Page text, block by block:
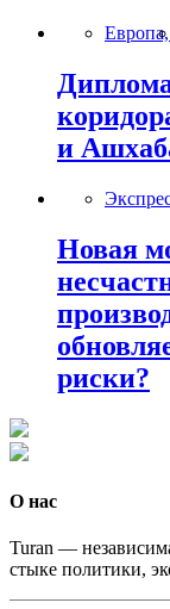
Европа,
и
Новая
риски?
О нас
Turan —
стыке политики,